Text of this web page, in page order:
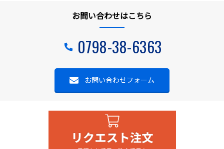
お問い合わせはこちら
0798-38-6363
お問い合わせフォーム